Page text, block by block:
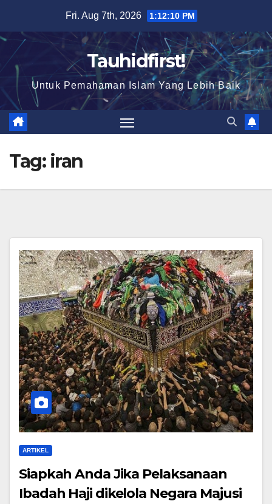
content
Fri. Aug 7th, 2026 1:12:10 PM
Tauhidfirst!
Untuk Pemahaman Islam Yang Lebih Baik
Tag: iran
ARTIKEL
Siapkah Anda Jika Pelaksanaan
Ibadah Haji dikelola Negara Majusi